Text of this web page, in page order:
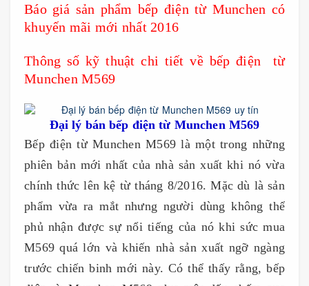
Báo giá sản phẩm bếp điện từ Munchen có
khuyến mãi mới nhất 2016
Thông số kỹ thuật chi tiết về bếp điện từ
Munchen M569
Đại lý bán bếp điện từ Munchen M569
Bếp điện từ Munchen M569 là một trong những
phiên bản mới nhất của nhà sản xuất khi nó vừa
chính thức lên kệ từ tháng 8/2016. Mặc dù là sản
phẩm vừa ra mắt nhưng người dùng không thể
phủ nhận được sự nổi tiếng của nó khi sức mua
M569 quá lớn và khiến nhà sản xuất ngỡ ngàng
trước chiến binh mới này. Có thể thấy rằng, bếp